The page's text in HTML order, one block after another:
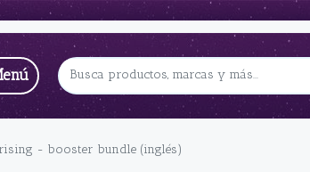
- booster bundle (inglés)